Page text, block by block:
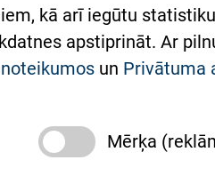
Підтримка Східної
та співпраця з
kā arī iegūtu
apstiprināt. Ar
un Privātuma
Mērķa